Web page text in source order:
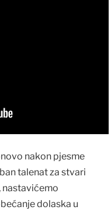
nakon pjesme
talenat za stvari
nastavićemo
dolaska u